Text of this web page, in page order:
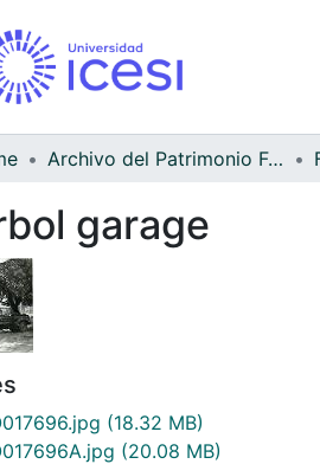
Archivo del Patrimonio Fotográfico y Fílmico del Valle del Cauca
garage
(18.32 MB)
(20.08 MB)